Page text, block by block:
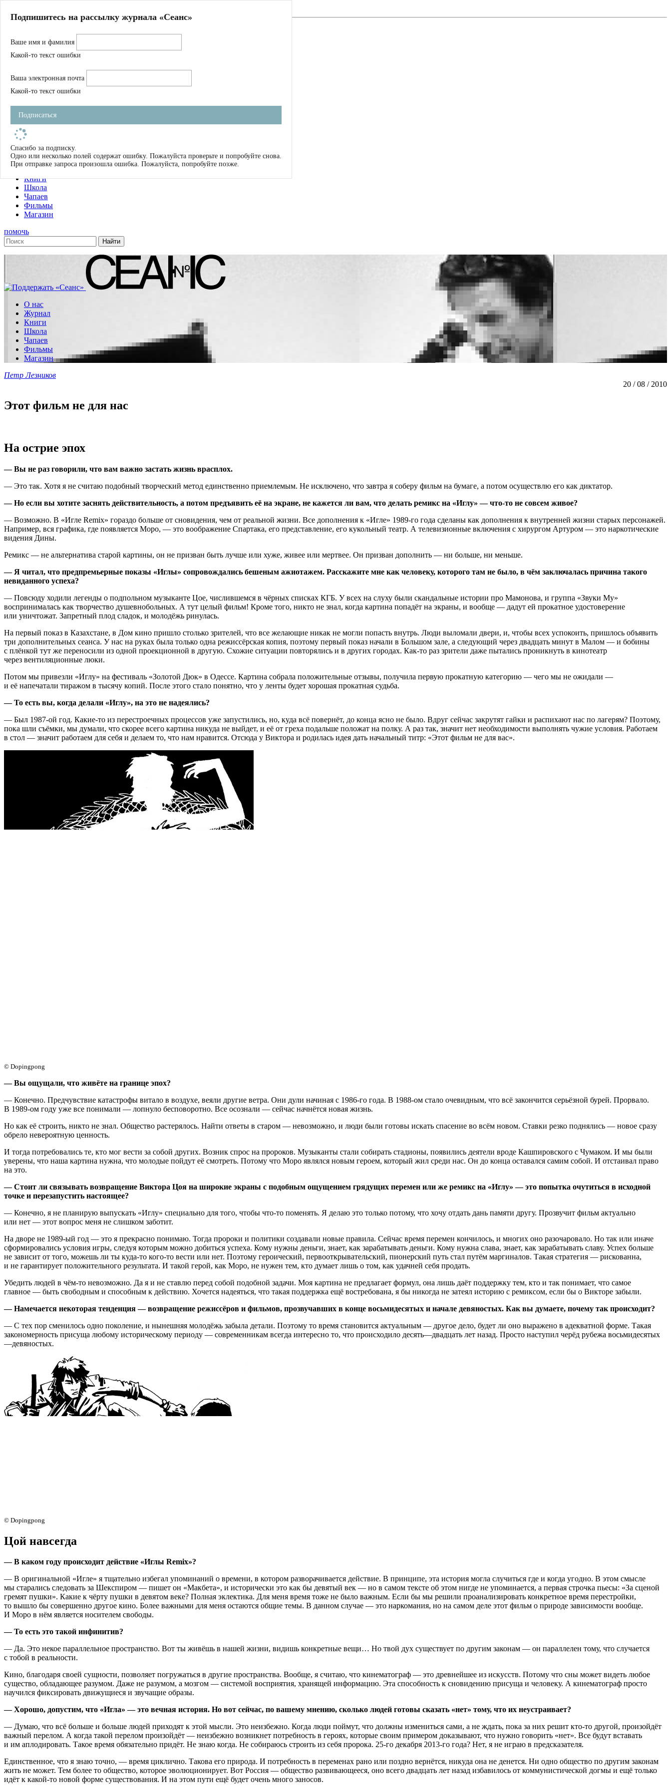
Магазин
Журнал
Школа
Устав
Фильмы
Имена
Тэги
О нас
Журнал
Книги
Школа
Чапаев
Фильмы
Магазин
помочь
О нас
Журнал
Книги
Школа
Чапаев
Фильмы
Магазин
Петр Лезников
20 / 08 / 2010
Этот фильм не для нас
На острие эпох
— Вы не раз говорили, что вам важно застать жизнь врасплох.
— Это так. Хотя я не считаю подобный творческий метод единственно приемлемым. Не исключено, что завтра я соберу фильм на бумаге, а потом осуществлю его как диктатор.
— Но если вы хотите заснять действительность, а потом предъявить её на экране, не кажется ли вам, что делать ремикс на «Иглу» —что-то не совсем живое?
— Возможно. В «Игле Remix» гораздо больше от сновидения, чем от реальной жизни. Все дополнения к «Игле» 1989-го года сделаны как дополнения к внутренней жизни старых персонажей.
Например, вся графика, где появляется Моро, — это воображение Спартака, его представление, его кукольный театр. А телевизионные включения с хирургом Артуром — это наркотические
видения Дины.
Ремикс — не альтернатива старой картины, он не призван быть лучше или хуже, живее или мертвее. Он призван дополнить — ни больше, ни меньше.
— Я читал, что предпремьерные показы «Иглы» сопровождались бешеным ажиотажем. Расскажите мне как человеку, которого там не было, в чём заключалась причина такого
невиданного успеха?
— Повсюду ходили легенды о подпольном музыканте Цое, числившемся в чёрных списках КГБ. У всех на слуху были скандальные истории про Мамонова, и группа «Звуки Му»
воспринималась как творчество душевнобольных. А тут целый фильм! Кроме того, никто не знал, когда картина попадёт на экраны, и вообще — дадут ей прокатное удостоверение
или уничтожат. Запретный плод сладок, и молодёжь ринулась.
На первый показ в Казахстане, в Дом кино пришло столько зрителей, что все желающие никак не могли попасть внутрь. Люди выломали двери, и, чтобы всех успокоить, пришлось объявить
три дополнительных сеанса. У нас на руках была только одна режиссёрская копия, поэтому первый показ начали в Большом зале, а следующий через двадцать минут в Малом — и бобины
с плёнкой тут же переносили из одной проекционной в другую. Схожие ситуации повторялись и в других городах. Как-то раз зрители даже пытались проникнуть в кинотеатр
через вентиляционные люки.
Потом мы привезли «Иглу» на фестиваль «Золотой Дюк» в Одессе. Картина собрала положительные отзывы, получила первую прокатную категорию — чего мы не ожидали —
и её напечатали тиражом в тысячу копий. После этого стало понятно, что у ленты будет хорошая прокатная судьба.
— То есть вы, когда делали «Иглу», на это не надеялись?
— Был 1987-ой год. Какие-то из перестроечных процессов уже запустились, но, куда всё повернёт, до конца ясно не было. Вдруг сейчас закрутят гайки и распихают нас по лагерям? Поэтому,
пока шли съёмки, мы думали, что скорее всего картина никуда не выйдет, и её от греха подальше положат на полку. А раз так, значит нет необходимости выполнять чужие условия. Работаем
в стол — значит работаем для себя и делаем то, что нам нравится. Отсюда у Виктора и родилась идея дать начальный титр: «Этот фильм не для вас».
© Dopingpong
— Вы ощущали, что живёте на границе эпох?
— Конечно. Предчувствие катастрофы витало в воздухе, веяли другие ветра. Они дули начиная с 1986-го года. В 1988-ом стало очевидным, что всё закончится серьёзной бурей. Прорвало.
В 1989-ом году уже все понимали — лопнуло бесповоротно. Все осознали — сейчас начнётся новая жизнь.
Но как её строить, никто не знал. Общество растерялось. Найти ответы в старом — невозможно, и люди были готовы искать спасение во всём новом. Ставки резко поднялись — новое сразу
обрело невероятную ценность.
И тогда потребовались те, кто мог вести за собой других. Возник спрос на пророков. Музыканты стали собирать стадионы, появились деятели вроде Кашпировского с Чумаком. И мы были
уверены, что наша картина нужна, что молодые пойдут её смотреть. Потому что Моро являлся новым героем, который жил среди нас. Он до конца оставался самим собой. И отстаивал право
на это.
— Стоит ли связывать возвращение Виктора Цоя на широкие экраны с подобным ощущением грядущих перемен или же ремикс на «Иглу» — это попытка очутиться в исходной
точке и перезапустить настоящее?
— Конечно, я не планирую выпускать «Иглу» специально для того, чтобы что-то поменять. Я делаю это только потому, что хочу отдать дань памяти другу. Прозвучит фильм актуально
или нет — этот вопрос меня не слишком заботит.
На дворе не 1989-ый год — это я прекрасно понимаю. Тогда пророки и политики создавали новые правила. Сейчас время перемен кончилось, и многих оно разочаровало. Но так или иначе
сформировались условия игры, следуя которым можно добиться успеха. Кому нужны деньги, знает, как зарабатывать деньги. Кому нужна слава, знает, как зарабатывать славу. Успех больше
не зависит от того, можешь ли ты куда-то кого-то вести или нет. Поэтому героический, первооткрывательский, пионерский путь стал путём маргиналов. Такая стратегия — рискованна,
и не гарантирует положительного результата. И такой герой, как Моро, не нужен тем, кто думает лишь о том, как удачней себя продать.
Убедить людей в чём-то невозможно. Да я и не ставлю перед собой подобной задачи. Моя картина не предлагает формул, она лишь даёт поддержку тем, кто и так понимает, что самое
главное — быть свободным и способным к действию. Хочется надеяться, что такая поддержка ещё востребована, я бы никогда не затеял историю с ремиксом, если бы о Викторе забыли.
— Намечается некоторая тенденция — возвращение режиссёров и фильмов, прозвучавших в конце восьмидесятых и начале девяностых. Как вы думаете, почему так происходит?
— С тех пор сменилось одно поколение, и нынешняя молодёжь забыла детали. Поэтому то время становится актуальным — другое дело, будет ли оно выражено в адекватной форме. Такая
закономерность присуща любому историческому периоду — современникам всегда интересно то, что происходило десять—двадцать лет назад. Просто наступил черёд рубежа восьмидесятых
—девяностых.
© Dopingpong
Цой навсегда
— В каком году происходит действие «Иглы Remix»?
— В оригинальной «Игле» я тщательно избегал упоминаний о времени, в котором разворачивается действие. В принципе, эта история могла случиться где и когда угодно. В этом смысле
мы старались следовать за Шекспиром — пишет он «Макбета», и исторически это как бы девятый век — но в самом тексте об этом нигде не упоминается, а первая строчка пьесы: «За сценой
гремят пушки». Какие к чёрту пушки в девятом веке? Полная эклектика. Для меня время тоже не было важным. Если бы мы решили проанализировать конкретное время перестройки,
то вышло бы совершенно другое кино. Более важными для меня остаются общие темы. В данном случае — это наркомания, но на самом деле этот фильм о природе зависимости вообще.
И Моро в нём является носителем свободы.
— То есть это такой инфинитив?
— Да. Это некое параллельное пространство. Вот ты живёшь в нашей жизни, видишь конкретные вещи… Но твой дух существует по другим законам — он параллелен тому, что случается
с тобой в реальности.
Кино, благодаря своей сущности, позволяет погружаться в другие пространства. Вообще, я считаю, что кинематограф — это древнейшее из искусств. Потому что сны может видеть любое
существо, обладающее разумом. Даже не разумом, а мозгом — системой восприятия, хранящей информацию. Эта способность к сновидению присуща и человеку. А кинематограф просто
научился фиксировать движущиеся и звучащие образы.
— Хорошо, допустим, что «Игла» — это вечная история. Но вот сейчас, по вашему мнению, сколько людей готовы сказать «нет» тому, что их неустраивает?
— Думаю, что всё больше и больше людей приходят к этой мысли. Это неизбежно. Когда люди поймут, что должны измениться сами, а не ждать, пока за них решит кто-то другой, произойдёт
важный перелом. А когда такой перелом произойдёт — неизбежно возникнет потребность в героях, которые своим примером доказывают, что нужно говорить «нет». Все будут вставать
и им аплодировать. Такое время обязательно придёт. Не знаю когда. Не собираюсь строить из себя пророка. 25-го декабря 2013-го года? Нет, я не играю в предсказателя.
Единственное, что я знаю точно, — время циклично. Такова его природа. И потребность в переменах рано или поздно вернётся, никуда она не денется. Ни одно общество по другим законам
жить не может. Тем более то общество, которое эволюционирует. Вот Россия — общество развивающееся, оно всего двадцать лет назад избавилось от коммунистической догмы и ещё только
идёт к какой-то новой форме существования. И на этом пути ещё будет очень много заносов.
Подпишитесь на рассылку журнала «Сеанс»
Ваше имя и фамилия
Какой-то текст ошибки
Ваша электронная почта
Какой-то текст ошибки
Подписаться
Спасибо за подписку.
Одно или несколько полей содержат ошибку. Пожалуйста проверьте и попробуйте снова.
При отправке запроса произошла ошибка. Пожалуйста, попробуйте позже.